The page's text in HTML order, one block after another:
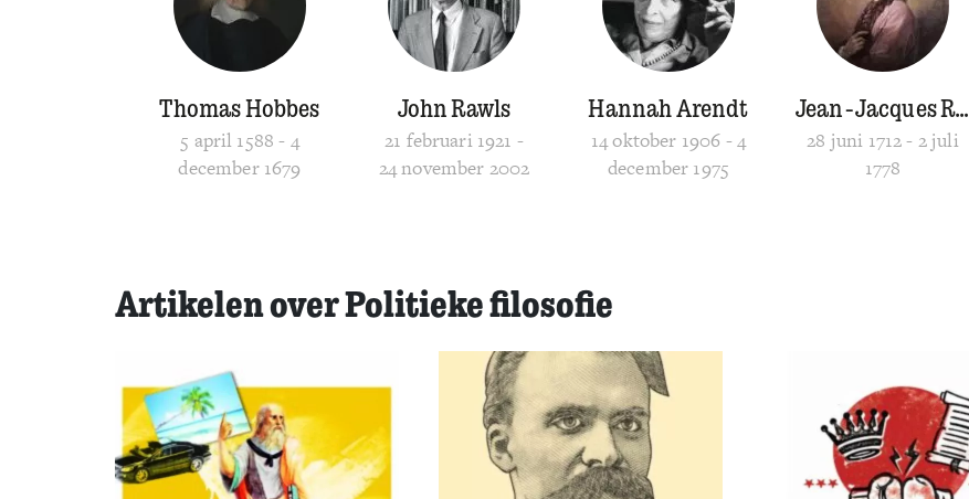
Thomas Hobbes
5 april 1588 - 4
december 1679
John Rawls
21 februari 1921 -
24 november 2002
Hannah Arendt
14 oktober 1906 - 4
december 1975
Jean-Jacques Rousseau
28 juni 1712 - 2 juli
1778
Artikelen over Politieke filosofie